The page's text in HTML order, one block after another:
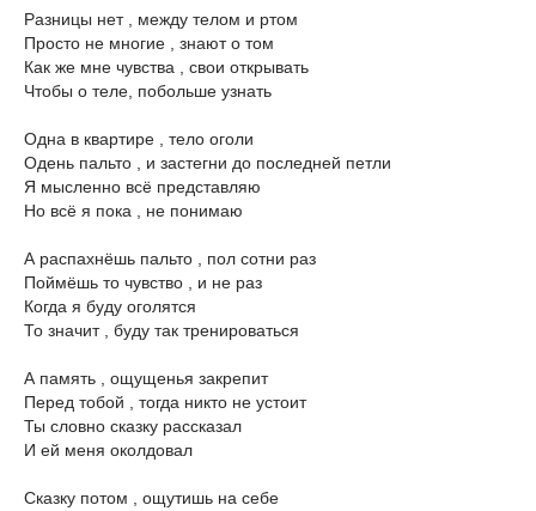
Разницы нет , между телом и ртом
Просто не многие , знают о том
Как же мне чувства , свои открывать
Чтобы о теле, побольше узнать
Одна в квартире , тело оголи
Одень пальто , и застегни до последней петли
Я мысленно всё представляю
Но всё я пока , не понимаю
А распахнёшь пальто , пол сотни раз
Поймёшь то чувство , и не раз
Когда я буду оголятся
То значит , буду так тренироваться
А память , ощущенья закрепит
Перед тобой , тогда никто не устоит
Ты словно сказку рассказал
И ей меня околдовал
Сказку потом , ощутишь на себе